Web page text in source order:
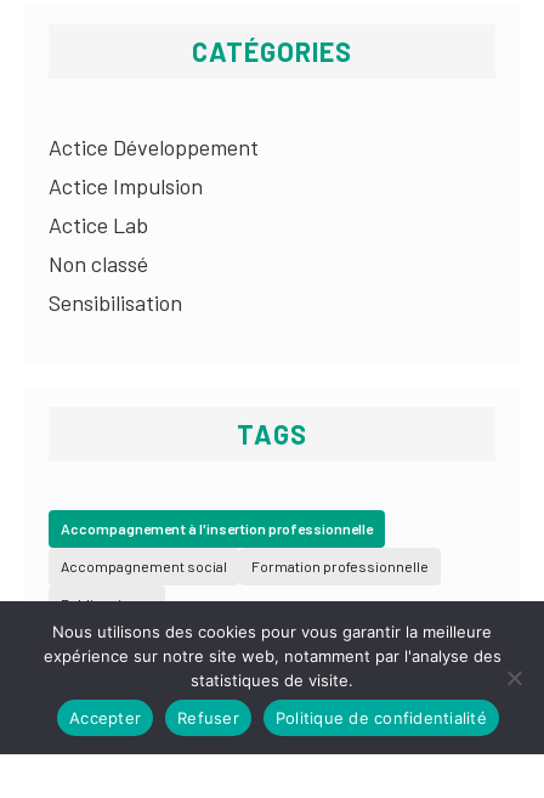
CATÉGORIES
Actice Développement
Actice Impulsion
Actice Lab
Non classé
Sensibilisation
TAGS
Accompagnement à l'insertion professionnelle
Accompagnement social Formation professionnelle
Public mineur
Nous utilisons des cookies pour vous garantir la meilleure
expérience sur notre site web, notamment par l'analyse des
statistiques de visite.
Accepter
Refuser Politique de confidentialité